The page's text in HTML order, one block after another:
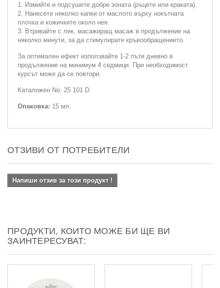
1. Измийте и подсушете добре зоната (ръцете или краката).
2. Нанесете няколко капки от маслото върху нокътната
плочка и кожичките около нея.
3. Втривайте с лек, масажиращ масаж в продължение на
няколко минути, за да стимулирате кръвообращението.
За оптимален ефект използвайте 1-2 пъти дневно в
продължение на минимум 4 седмици. При необходимост
курсът може да се повтори.
Каталожен No: 25 101 D
Опаковка: 15 мл.
ОТЗИВИ ОТ ПОТРЕБИТЕЛИ
Напиши отзив за този продукт !
ПРОДУКТИ, КОИТО МОЖЕ БИ ЩЕ ВИ
ЗАИНТЕРЕСУВАТ: